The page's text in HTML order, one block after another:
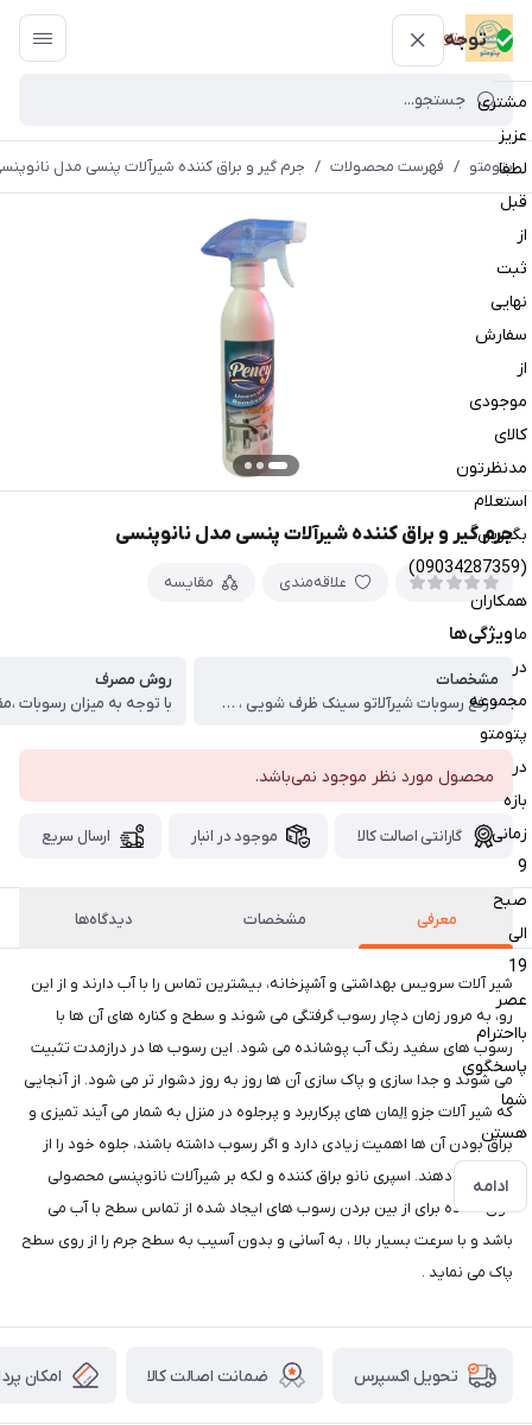
توجه
مشتری
عزیز
لطفا
قبل
از
ثبت
نهایی
سفارش
از
موجودی
کالای
مدنظرتون
استعلام
بگیرین
(09034287359)
همکاران
ما
در
مجموعه
پتومتو
در
بازه
زمانی
9
صبح
الی
19
عصر
بااحترام
پاسخگوی
شما
هستن
ادامه
پتومتو
پتومتو / فهرست محصولات / جرم گیر و براق کننده شیرآلات پنسی مدل
جرم گیر و براق کننده شیرآلات پنسی مدل نانوپنسی
علاقه‌مندی مقایسه
ویژگی‌ها
مشخصات
- رفع رسوبات شیرآلاتو سینک ظرف شویی ، - براق کننده شیرآلات ، - سرعت پاک کنندگی بالا ، - استفاده آسان و بدون بوی بد ، - بدون هرگونه اثر جانبی بر روی شیرآلات ، - وزن حدود 250 میلی لیتر
روش مصرف
محصول مورد نظر موجود نمی‌باشد.
گارانتی اصالت کالا موجود در انبار ارسال سریع
معرفی مشخصات دیدگاه‌ها
شیر آلات سرویس بهداشتی و آشپزخانه، بیشترین تماس را با آب دارند و از این
رو، به مرور زمان دچار رسوب گرفتگی می شوند و سطح و کناره های آن ها با
رسوب های سفید رنگ آب پوشانده می شود. این رسوب ها در درازمدت تثبیت
می شوند و جدا سازی و پاک سازی آن ها روز به روز دشوار تر می شود. از آنجایی
که شیر آلات جزو اِلِمان های پرکاربرد و پرجلوه در منزل به شمار می آیند تمیزی و
براق بودن آن ها اهمیت زیادی دارد و اگر رسوب داشته باشند، جلوه خود را از
دست می دهند. اسپری نانو براق کننده و لکه بر شیرآلات نانوپنسی محصولی
فوق العاده برای از بین بردن رسوب های ایجاد شده از تماس سطح با آب می
باشد و با سرعت بسیار بالا ، به آسانی و بدون آسیب به سطح جرم را از روی سطح
پاک می نماید .
تحویل اکسپرس ضمانت اصالت کالا امکان